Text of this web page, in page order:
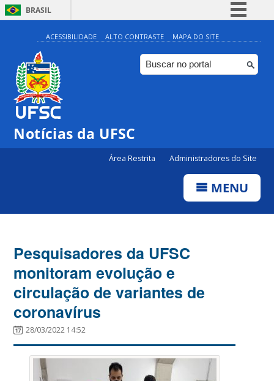
BRASIL
Simplifique!
Comunica BR
Participe
ACESSIBILIDADE ALTO CONTRASTE MAPA DO SITE
Notícias da UFSC
Área Restrita Administradores do Site
MENU
Pesquisadores da UFSC
monitoram evolução e
circulação de variantes de
coronavírus
28/03/2022 14:52